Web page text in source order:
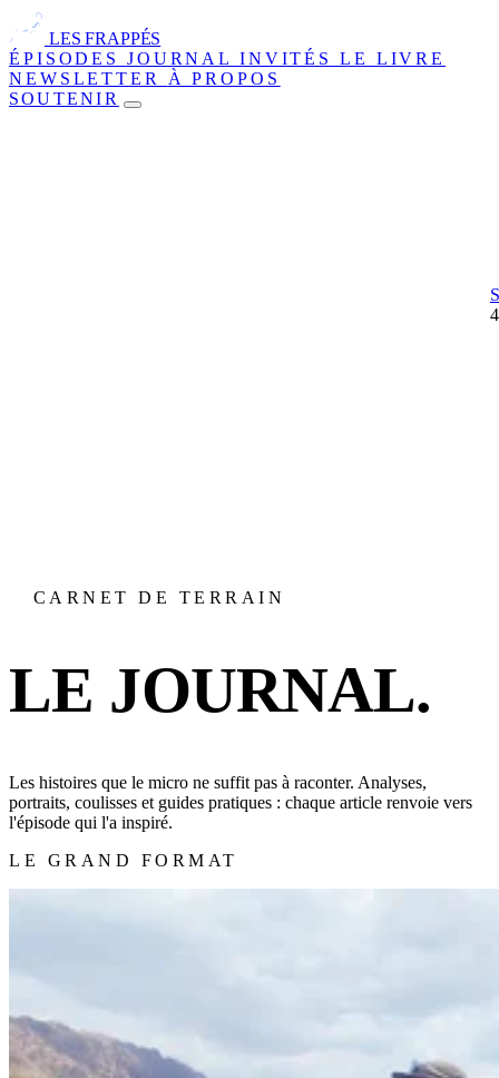
LES FRAPPÉS
ÉPISODES JOURNAL INVITÉSLE LIVRE
NEWSLETTER À PROPOS
SOUTENIR
CARNET DE TERRAIN
LE JOURNAL.
Les histoires que le micro ne suffit pas à raconter. Analyses,
portraits, coulisses et guides pratiques : chaque article renvoie vers
l'épisode qui l'a inspiré.
LE GRAND FORMAT